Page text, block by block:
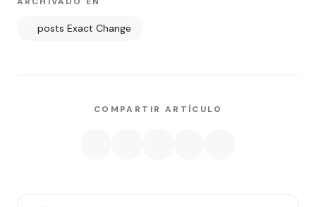
posts Exact Change
COMPARTIR ARTÍCULO